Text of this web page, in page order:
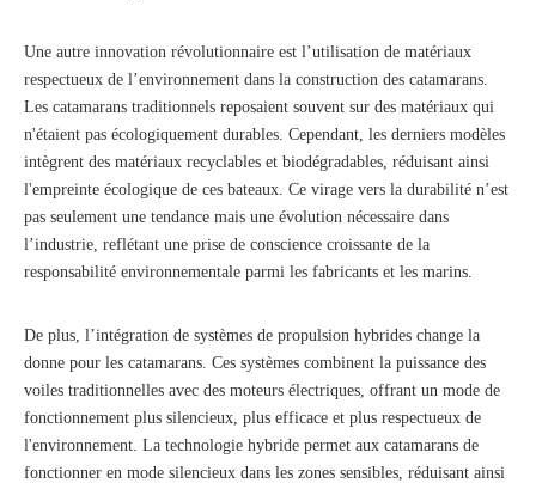
Une autre innovation révolutionnaire est l’utilisation de matériaux
respectueux de l’environnement dans la construction des catamarans.
Les catamarans traditionnels reposaient souvent sur des matériaux qui
n'étaient pas écologiquement durables. Cependant, les derniers modèles
intègrent des matériaux recyclables et biodégradables, réduisant ainsi
l'empreinte écologique de ces bateaux. Ce virage vers la durabilité n’est
pas seulement une tendance mais une évolution nécessaire dans
l’industrie, reflétant une prise de conscience croissante de la
responsabilité environnementale parmi les fabricants et les marins.
De plus, l’intégration de systèmes de propulsion hybrides change la
donne pour les catamarans. Ces systèmes combinent la puissance des
voiles traditionnelles avec des moteurs électriques, offrant un mode de
fonctionnement plus silencieux, plus efficace et plus respectueux de
l'environnement. La technologie hybride permet aux catamarans de
fonctionner en mode silencieux dans les zones sensibles, réduisant ainsi